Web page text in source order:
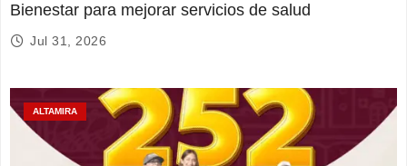
Bienestar para mejorar servicios de salud
Jul 31, 2026
ALTAMIRA